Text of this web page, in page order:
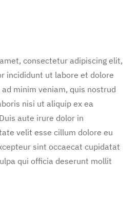
consectetur adipiscing elit,
incididunt ut labore et dolore
minim veniam, quis nostrud
nisi ut aliquip ex ea
aute irure dolor in
velit esse cillum dolore eu
sint occaecat cupidatat
qui officia deserunt mollit